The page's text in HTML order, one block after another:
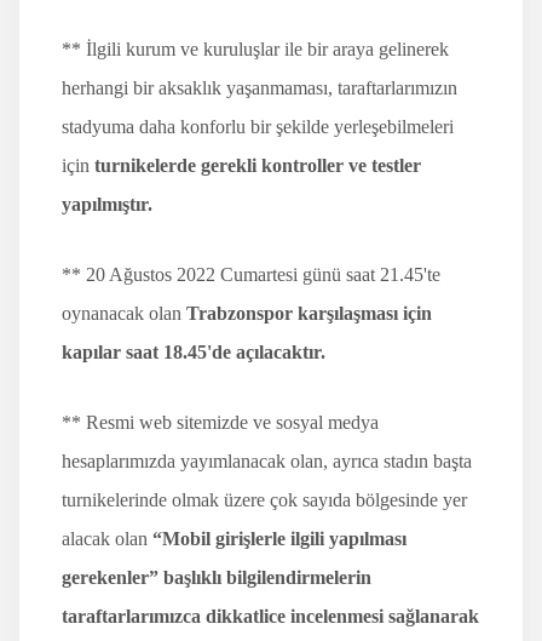
** İlgili kurum ve kuruluşlar ile bir araya gelinerek
herhangi bir aksaklık yaşanmaması, taraftarlarımızın
stadyuma daha konforlu bir şekilde yerleşebilmeleri
için turnikelerde gerekli kontroller ve testler
yapılmıştır.
** 20 Ağustos 2022 Cumartesi günü saat 21.45'te
oynanacak olan Trabzonspor karşılaşması için
kapılar saat 18.45'de açılacaktır.
** Resmi web sitemizde ve sosyal medya
hesaplarımızda yayımlanacak olan, ayrıca stadın başta
turnikelerinde olmak üzere çok sayıda bölgesinde yer
alacak olan “Mobil girişlerle ilgili yapılması
gerekenler” başlıklı bilgilendirmelerin
taraftarlarımızca dikkatlice incelenmesi sağlanarak